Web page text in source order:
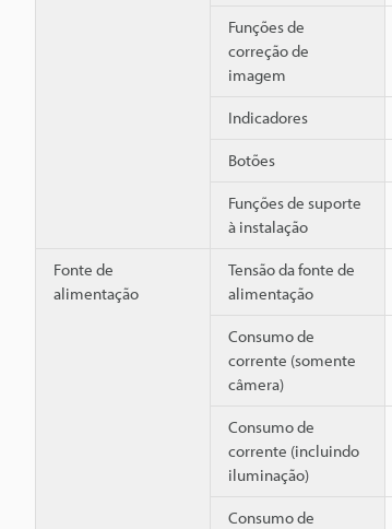
Funções de
correção de
imagem
Indicadores
Botões
Funções de suporte
à instalação
Fonte de
alimentação
Tensão da fonte de
alimentação
Consumo de
corrente (somente
câmera)
Consumo de
corrente (incluindo
iluminação)
Consumo de